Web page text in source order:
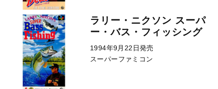
ラリー・ニクソン スーパ
ー・バス・フィッシング
1994年9月22日発売
スーパーファミコン